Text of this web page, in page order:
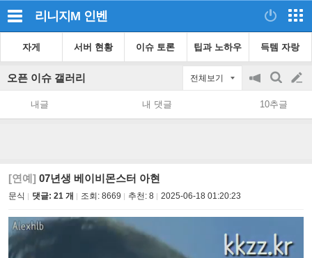
리니지M 인벤
자게 서버 현황 이슈 토론 팁과 노하우 득템 자랑
오픈 이슈 갤러리 전체보기
공
지
on/off
검
색
글
쓰
내글 내 댓글 10추글
[연예] 07년생 베이비몬스터 아현
문식 댓글: 21 개 조회: 8669 추천: 8 2025-06-18 01:20:23